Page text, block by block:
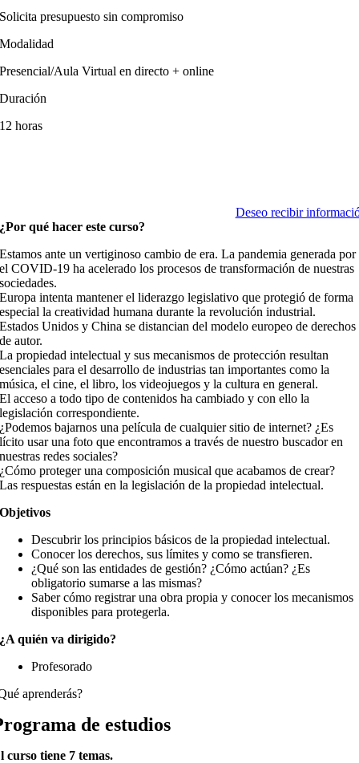
Solicita presupuesto sin compromiso
Modalidad
Presencial/Aula Virtual en directo + online
Duración
12 horas
Deseo recibir
¿Por qué hacer este curso?
Estamos ante un vertiginoso cambio de era. La pandemia generada por
el COVID-19 ha acelerado los procesos de transformación de nuestras
sociedades.
Europa intenta mantener el liderazgo legislativo que protegió de forma
especial la creatividad humana durante la revolución industrial.
Estados Unidos y China se distancian del modelo europeo de derechos
de autor.
La propiedad intelectual y sus mecanismos de protección resultan
esenciales para el desarrollo de industrias tan importantes como la
música, el cine, el libro, los videojuegos y la cultura en general.
El acceso a todo tipo de contenidos ha cambiado y con ello la
legislación correspondiente.
¿Podemos bajarnos una película de cualquier sitio de internet? ¿Es
lícito usar una foto que encontramos a través de nuestro buscador en
nuestras redes sociales?
¿Cómo proteger una composición musical que acabamos de crear?
Las respuestas están en la legislación de la propiedad intelectual.
Objetivos
Descubrir los principios básicos de la propiedad intelectual.
Conocer los derechos, sus límites y como se transfieren.
¿Qué son las entidades de gestión? ¿Cómo actúan? ¿Es
obligatorio sumarse a las mismas?
Saber cómo registrar una obra propia y conocer los mecanismos
disponibles para protegerla.
¿A quién va dirigido?
Profesorado
aprenderás?
de estudios
curso tiene 7 temas.